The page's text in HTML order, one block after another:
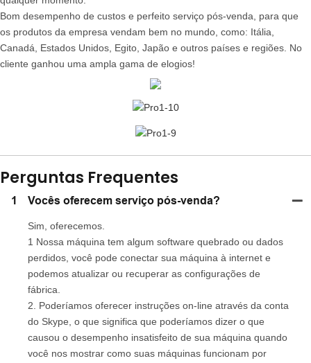
Bom desempenho de custos e perfeito serviço pós-venda, para que
os produtos da empresa vendam bem no mundo, como: Itália,
Canadá, Estados Unidos, Egito, Japão e outros países e regiões. No
cliente ganhou uma ampla gama de elogios!
Perguntas Frequentes
1 Vocês oferecem serviço pós-venda?
Sim, oferecemos.
1 Nossa máquina tem algum software quebrado ou dados
perdidos, você pode conectar sua máquina à internet e
podemos atualizar ou recuperar as configurações de
fábrica.
2. Poderíamos oferecer instruções on-line através da conta
do Skype, o que significa que poderíamos dizer o que
causou o desempenho insatisfeito de sua máquina quando
você nos mostrar como suas máquinas funcionam por